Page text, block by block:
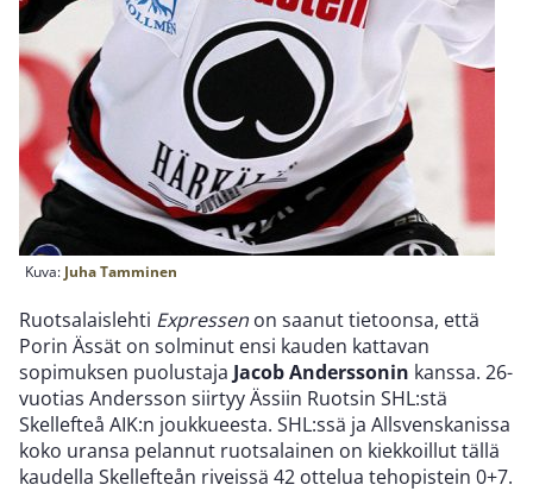
Kuva: Juha Tamminen
Ruotsalaislehti Expressen on saanut tietoonsa, että
Porin Ässät on solminut ensi kauden kattavan
sopimuksen puolustaja Jacob Anderssonin kanssa. 26-
vuotias Andersson siirtyy Ässiin Ruotsin SHL:stä
Skellefteå AIK:n joukkueesta. SHL:ssä ja Allsvenskanissa
koko uransa pelannut ruotsalainen on kiekkoillut tällä
kaudella Skellefteån riveissä 42 ottelua tehopistein 0+7.